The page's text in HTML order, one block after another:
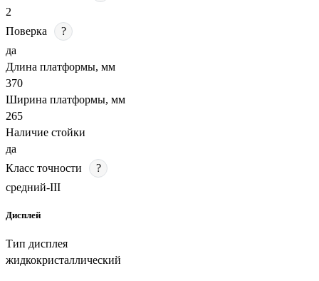
2
Поверка
?
да
Длина платформы, мм
370
Ширина платформы, мм
265
Наличие стойки
да
Класс точности
?
средний-III
Дисплей
Тип дисплея
жидкокристаллический